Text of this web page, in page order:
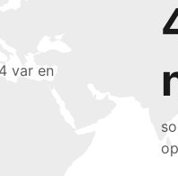
var en